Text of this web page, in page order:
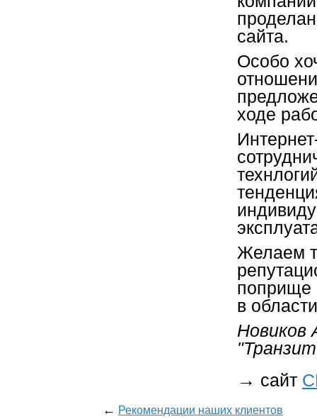
сайта.
Особо
ходе
Желаем
поприще
в
Новиков
→ сайт
← Рекомендации наших клиентов